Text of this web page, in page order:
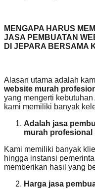
MENGAPA HARUS
JASA PEMBUATAN
DI JEPARA BERSAMA
Alasan utama adalah
website murah
yang mengerti
kami memiliki banyak
Adalah jasa
murah profesional
Kami memiliki banyak
hingga instansi
memberikan hasil yang
Harga jasa